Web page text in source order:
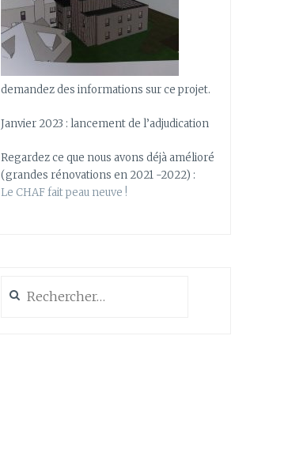
demandez des informations sur ce projet.
Janvier 2023 : lancement de l’adjudication
Regardez ce que nous avons déjà amélioré
(grandes rénovations en 2021 -2022) :
Le CHAF fait peau neuve !